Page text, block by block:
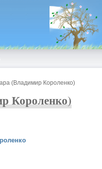
(Владимир Короленко)
Короленко)